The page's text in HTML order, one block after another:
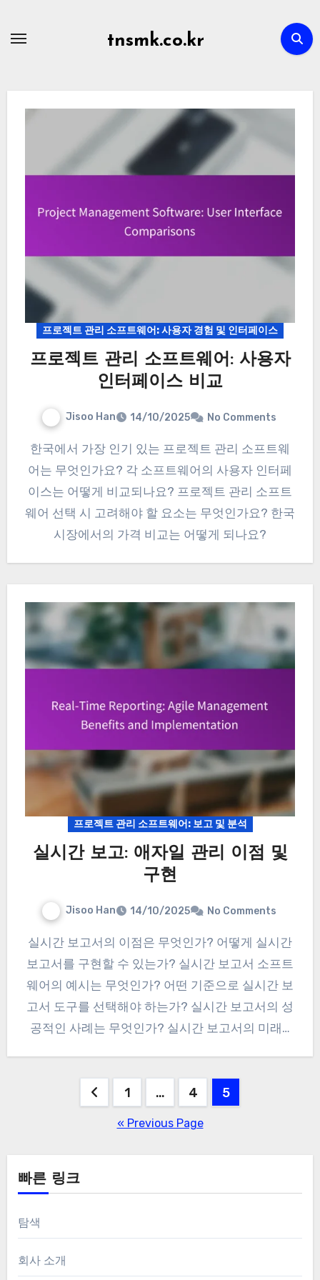
tnsmk.co.kr
프로젝트 관리 소프트웨어: 사용자 경험 및 인터페이스
프로젝트 관리 소프트웨어: 사용자
인터페이스 비교
Jisoo Han 14/10/2025 No Comments
한국에서 가장 인기 있는 프로젝트 관리 소프트웨
어는 무엇인가요? 각 소프트웨어의 사용자 인터페
이스는 어떻게 비교되나요? 프로젝트 관리 소프트
웨어 선택 시 고려해야 할 요소는 무엇인가요? 한국
시장에서의 가격 비교는 어떻게 되나요?
프로젝트 관리 소프트웨어: 보고 및 분석
실시간 보고: 애자일 관리 이점 및
구현
Jisoo Han 14/10/2025 No Comments
실시간 보고서의 이점은 무엇인가? 어떻게 실시간
보고서를 구현할 수 있는가? 실시간 보고서 소프트
웨어의 예시는 무엇인가? 어떤 기준으로 실시간 보
고서 도구를 선택해야 하는가? 실시간 보고서의 성
공적인 사례는 무엇인가? 실시간 보고서의 미래…
pagination
1 … 4 5
« Previous Page
빠른 링크
탐색
회사 소개